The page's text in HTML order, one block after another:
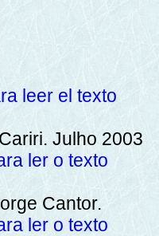
leer el texto
Julho 2003
ler o texto
Cantor.
ler o texto